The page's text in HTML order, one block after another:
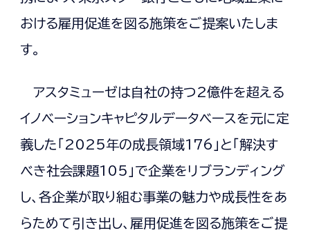
おける雇用促進を図る施策をご提案いたしま
す。
アスタミューゼは自社の持つ2億件を超える
イノベーションキャピタルデータベースを元に定
義した「2025年の成長領域176」と「解決す
べき社会課題105」で企業をリブランディング
し、各企業が取り組む事業の魅力や成長性をあ
らためて引き出し、雇用促進を図る施策をご提